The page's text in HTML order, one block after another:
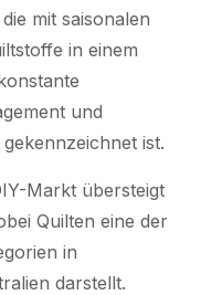
mit saisonalen
in einem
und
ist.
Markt übersteigt
Quilten eine der
in
darstellt.